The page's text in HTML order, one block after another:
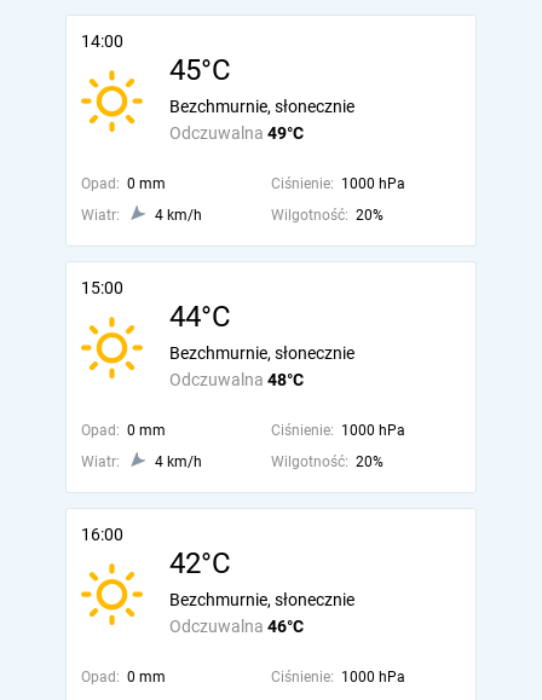
14:00
45°C
Odczuwalna 49°C
Bezchmurnie, słonecznie
Opad: 0 mm Ciśnienie: 1000 hPa
Wiatr:
4 km/h Wilgotność: 20%
15:00
44°C
Odczuwalna 48°C
Bezchmurnie, słonecznie
Opad: 0 mm Ciśnienie: 1000 hPa
Wiatr:
4 km/h Wilgotność: 20%
16:00
42°C
Odczuwalna 46°C
Bezchmurnie, słonecznie
Opad: 0 mm Ciśnienie: 1000 hPa